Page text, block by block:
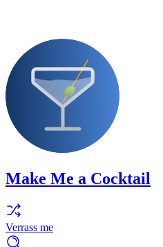
Make Me a Cocktail
Verrass me